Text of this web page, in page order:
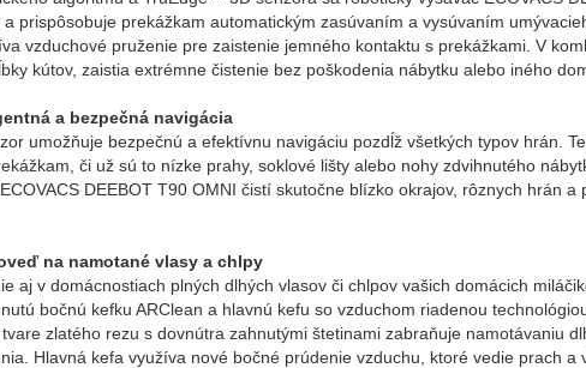
prispôsobuje prekážkam automatickým zasúvaním a vysúvaním
vzduchové pruženie pre zaistenie jemného kontaktu s prekážkami. V
kútov, zaistia extrémne čistenie bez poškodenia nábytku alebo iného
a bezpečná navigácia
umožňuje bezpečnú a efektívnu navigáciu pozdĺž všetkých typov hrán.
či už sú to nízke prahy, soklové lišty alebo nohy zdvihnutého
DEEBOT T90 OMNI čistí skutočne blízko okrajov, rôznych hrán
na namotané vlasy a chlpy
aj v domácnostiach plných dlhých vlasov či chlpov vašich domácich
bočnú kefku ARClean a hlavnú kefu so vzduchom riadenou
zlatého rezu s dovnútra zahnutými štetinami zabraňuje namotávaniu
Hlavná kefa využíva nové bočné prúdenie vzduchu, ktoré vedie prach a